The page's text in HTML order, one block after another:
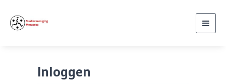
Inloggen